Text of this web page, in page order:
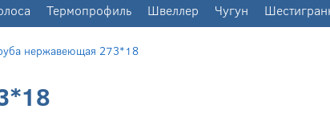
Термопрофиль Швеллер Чугун
нержавеющая 273*18